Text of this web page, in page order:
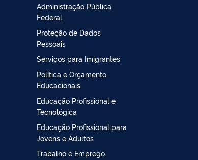
Administração Pública
Federal
Proteção de Dados
Pessoais
Serviços para Imigrantes
Política e Orçamento
Educacionais
Educação Profissional e
Tecnológica
Educação Profissional para
Jovens e Adultos
Trabalho e Emprego